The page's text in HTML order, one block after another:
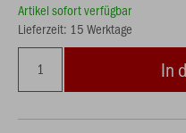
Artikel sofort verfügbar
Lieferzeit: 15 Werktage
In